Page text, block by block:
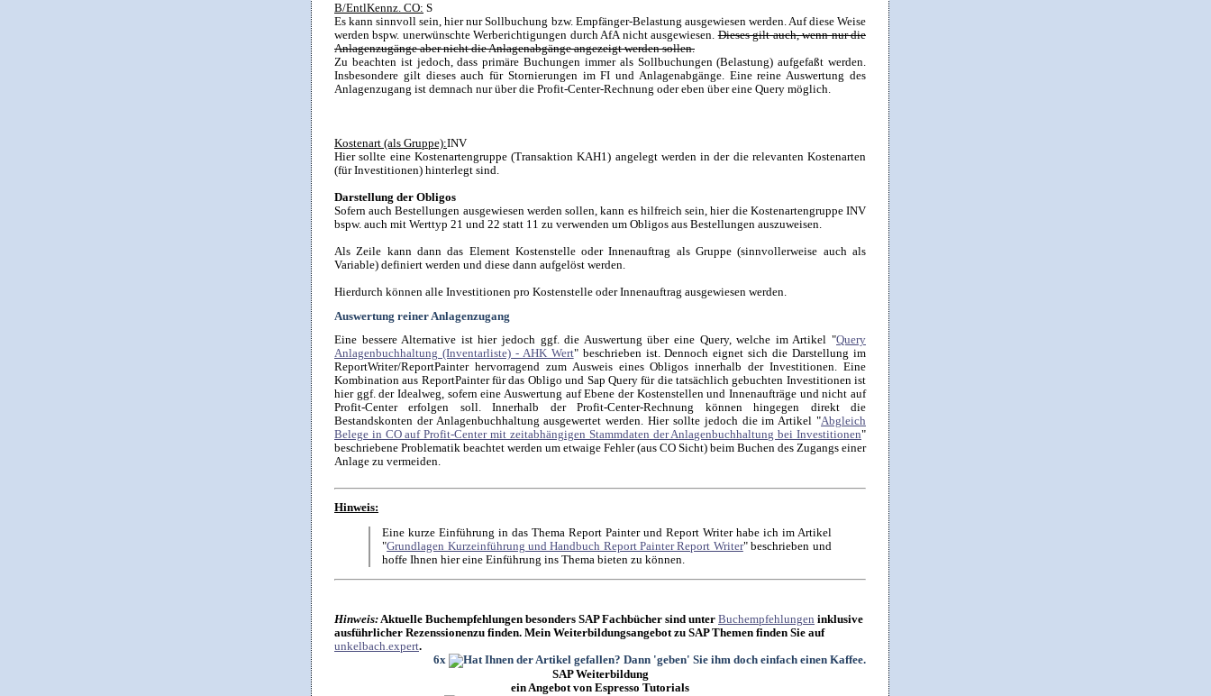
B/EntlKennz. CO: S
Es kann sinnvoll sein, hier nur Sollbuchung bzw. Empfänger-Belastung ausgewiesen werden. Auf diese Weise
werden bspw. unerwünschte Werberichtigungen durch AfA nicht ausgewiesen.Dieses gilt auch, wenn nur die
Anlagenzugänge aber nicht die Anlagenabgänge angezeigt werden sollen.
Zu beachten ist jedoch, dass primäre Buchungen immer als Sollbuchungen (Belastung) aufgefaßt werden.
Insbesondere gilt dieses auch für Stornierungen im FI und Anlagenabgänge. Eine reine Auswertung des
Anlagenzugang ist demnach nur über die Profit-Center-Rechnung oder eben über eine Query möglich.
Kostenart (als Gruppe):INV
Hier sollte eine Kostenartengruppe (Transaktion KAH1) angelegt werden in der die relevanten Kostenarten
(für Investitionen) hinterlegt sind.
Darstellung der Obligos
Sofern auch Bestellungen ausgewiesen werden sollen, kann es hilfreich sein, hier die Kostenartengruppe INV
bspw. auch mit Werttyp 21 und 22 statt 11 zu verwenden um Obligos aus Bestellungen auszuweisen.
Als Zeile kann dann das Element Kostenstelle oder Innenauftrag als Gruppe (sinnvollerweise auch als
Variable) definiert werden und diese dann aufgelöst werden.
Hierdurch können alle Investitionen pro Kostenstelle oder Innenauftrag ausgewiesen werden.
Auswertung reiner Anlagenzugang
Eine bessere Alternative ist hier jedoch ggf. die Auswertung über eine Query, welche im Artikel "Query
Anlagenbuchhaltung (Inventarliste) - AHK Wert" beschrieben ist. Dennoch eignet sich die Darstellung im
ReportWriter/ReportPainter hervorragend zum Ausweis eines Obligos innerhalb der Investitionen. Eine
Kombination aus ReportPainter für das Obligo und Sap Query für die tatsächlich gebuchten Investitionen ist
hier ggf. der Idealweg, sofern eine Auswertung auf Ebene der Kostenstellen und Innenaufträge und nicht auf
Profit-Center erfolgen soll. Innerhalb der Profit-Center-Rechnung können hingegen direkt die
Bestandskonten der Anlagenbuchhaltung ausgewertet werden. Hier sollte jedoch die im Artikel "Abgleich
Belege in CO auf Profit-Center mit zeitabhängigen Stammdaten der Anlagenbuchhaltung bei Investitionen"
beschriebene Problematik beachtet werden um etwaige Fehler (aus CO Sicht) beim Buchen des Zugangs einer
Anlage zu vermeiden.
Hinweis:
Eine kurze Einführung in das Thema Report Painter und Report Writer habe ich im Artikel
"Grundlagen Kurzeinführung und Handbuch Report Painter Report Writer" beschrieben und
hoffe Ihnen hier eine Einführung ins Thema bieten zu können.
Hinweis:Aktuelle Buchempfehlungen besonders SAP Fachbücher sind unter Buchempfehlungen inklusive
ausführlicher Rezenssionenzu finden. Mein Weiterbildungsangebot zu SAP Themen finden Sie auf
unkelbach.expert.
6x
SAP Weiterbildung
ein Angebot von Espresso Tutorials